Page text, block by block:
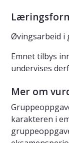
Øvingsarbeid i
Emnet tilbys
undervises
Mer om
karakteren i